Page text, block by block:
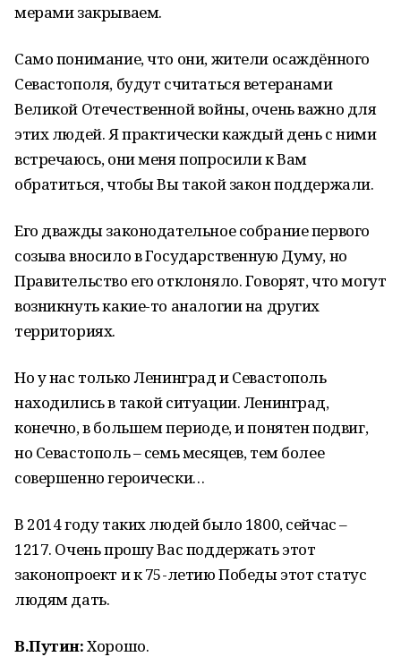
мерами закрываем.
Само понимание, что они, жители осаждённого
Севастополя, будут считаться ветеранами
Великой Отечественной войны, очень важно для
этих людей. Я практически каждый день с ними
встречаюсь, они меня попросили к Вам
обратиться, чтобы Вы такой закон поддержали.
Его дважды законодательное собрание первого
созыва вносило в Государственную Думу, но
Правительство его отклоняло. Говорят, что могут
возникнуть какие-то аналогии на других
территориях.
Но у нас только Ленинград и Севастополь
находились в такой ситуации. Ленинград,
конечно, в большем периоде, и понятен подвиг,
но Севастополь – семь месяцев, тем более
совершенно героически…
В 2014 году таких людей было 1800, сейчас –
1217. Очень прошу Вас поддержать этот
законопроект и к 75-летию Победы этот статус
людям дать.
В.Путин:Хорошо.